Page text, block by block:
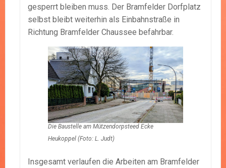
gesperrt bleiben muss. Der Bramfelder Dorfplatz
selbst bleibt weiterhin als Einbahnstraße in
Richtung Bramfelder Chaussee befahrbar.
Die Baustelle am Mützendorpsteed Ecke
Heukoppel (Foto: L. Judt)
Insgesamt verlaufen die Arbeiten am Bramfelder